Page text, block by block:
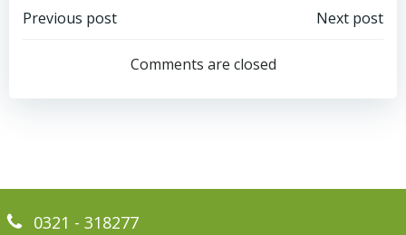
Bericht
navigatie
Previous post
Bericht
navigatie
Next post
Comments are closed
0321 - 318277